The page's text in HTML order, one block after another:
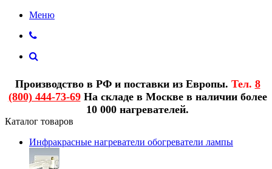
Меню
Производство в РФ и поставки из Европы. Тел. 8
(800) 444-73-69На складе в Москве в наличии более
10 000 нагревателей.
Каталог товаров
Инфракрасные нагреватели обогреватели лампы